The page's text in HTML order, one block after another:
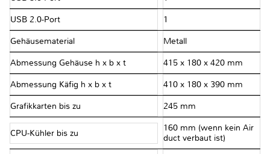
USB 2.0-Port 1
Gehäusematerial Metall
Abmessung Gehäuse h x b x t 415 x 180 x 420 mm
Abmessung Käfig h x b x t 410 x 180 x 390 mm
Grafikkarten bis zu 245 mm
CPU-Kühler bis zu
160 mm (wenn kein Air
duct verbaut ist)